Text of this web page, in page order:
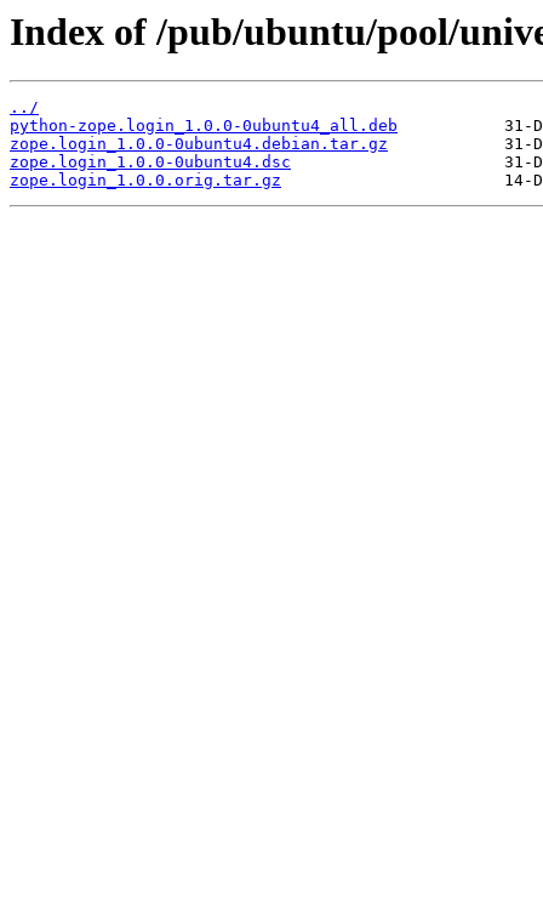
Index of /pub/ubuntu/pool/
../
python-zope.login_1.0.0-0ubuntu4_all.deb
zope.login_1.0.0-0ubuntu4.debian.tar.gz
zope.login_1.0.0-0ubuntu4.dsc
zope.login_1.0.0.orig.tar.gz